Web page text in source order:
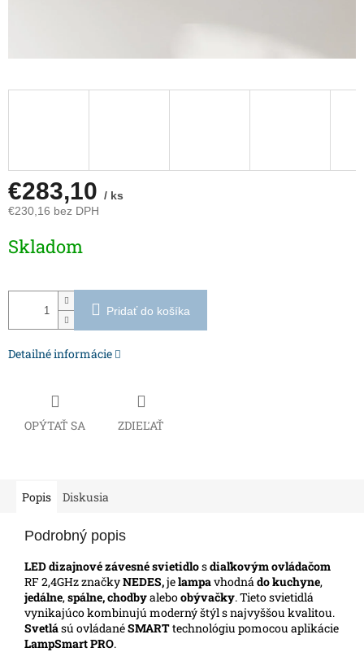
€283,10 / ks
€230,16 bez DPH
cena:
Skladom
Pridať do košíka
Detailné informácie
OPÝTAŤ SA ZDIEĽAŤ
Popis Diskusia
Podrobný popis
LED dizajnové závesné svietidlosdiaľkovým ovládačom
RF 2,4GHz značkyNEDES,jelampavhodnádo kuchyne,
jedálne,spálne, chodbyaleboobývačky.Tieto svietidlá
vynikajúco kombinujú moderný štýl s najvyššou kvalitou.
Svetlású ovládanéSMARTtechnológiu pomocou aplikácie
LampSmart PRO.